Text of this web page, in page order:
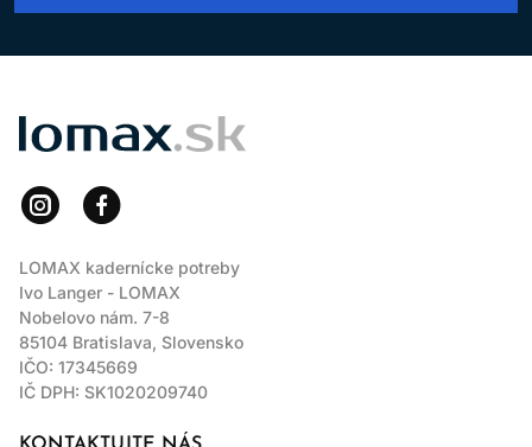
LOMAX
LOMAX kadernícke potreby
Ivo Langer - LOMAX
Nobelovo nám. 7-8
85104 Bratislava, Slovensko
IČO: 17345669
IČ DPH: SK1020209740